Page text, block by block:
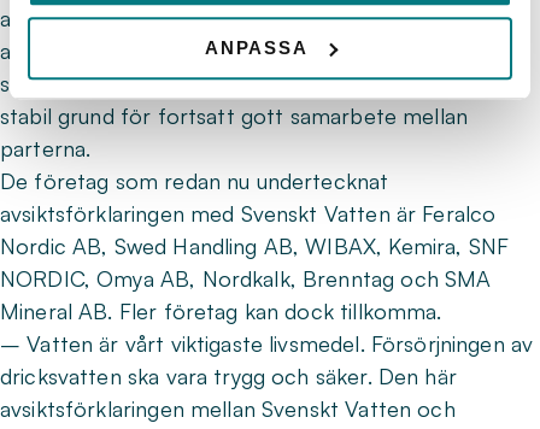
ANPASSA
avseende dricksvattenproduktion och
avloppsvattenrening. Tydligheten i budskapet om
samarbete skapar trygghet och det skapas även en
stabil grund för fortsatt gott samarbete mellan
parterna.
De företag som redan nu undertecknat
avsiktsförklaringen med Svenskt Vatten är Feralco
Nordic AB, Swed Handling AB, WIBAX, Kemira, SNF
NORDIC, Omya AB, Nordkalk, Brenntag och SMA
Mineral AB. Fler företag kan dock tillkomma.
– Vatten är vårt viktigaste livsmedel. Försörjningen av
dricksvatten ska vara trygg och säker. Den här
avsiktsförklaringen mellan Svenskt Vatten och